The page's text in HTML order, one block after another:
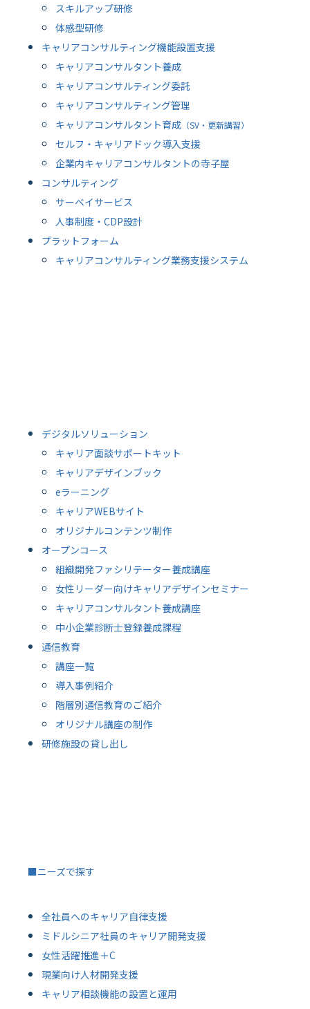
スキルアップ研修
体感型研修
キャリアコンサルティング機能設置支援
キャリアコンサルタント養成
キャリアコンサルティング委託
キャリアコンサルティング管理
キャリアコンサルタント育成 （SV・更新講習）
セルフ・キャリアドック導入支援
企業内キャリアコンサルタントの寺子屋
コンサルティング
サーベイサービス
人事制度・CDP設計
プラットフォーム
キャリアコンサルティング業務支援システム
デジタルソリューション
キャリア面談サポートキット
キャリアデザインブック
eラーニング
キャリアWEBサイト
オリジナルコンテンツ制作
オープンコース
組織開発ファシリテーター養成講座
女性リーダー向けキャリアデザインセミナー
キャリアコンサルタント養成講座
中小企業診断士登録養成課程
通信教育
講座一覧
導入事例紹介
階層別通信教育のご紹介
オリジナル講座の制作
研修施設の貸し出し
■ニーズで探す
全社員へのキャリア自律支援
ミドルシニア社員のキャリア開発支援
女性活躍推進＋C
現業向け人材開発支援
キャリア相談機能の設置と運用